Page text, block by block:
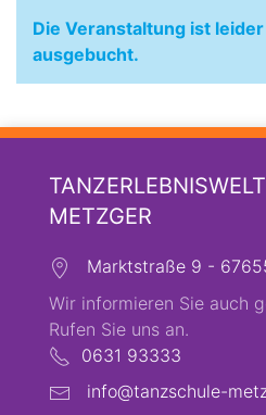
Die Veranstaltung ist
ausgebucht.
METZGER
Marktstraße 9 -
Wir informieren Sie auch
Rufen Sie uns an.
0631 93333
info@tanzschule-